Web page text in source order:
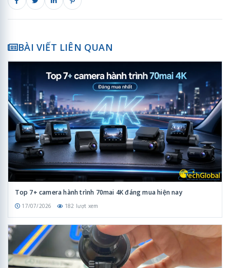
BÀI VIẾT LIÊN QUAN
Top 7+ camera hành trình 70mai 4K đáng mua hiện nay
17/07/2026 182 lượt xem